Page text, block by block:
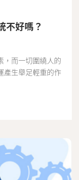
不好嗎？
，而一切圍繞人的
產生舉足輕重的作